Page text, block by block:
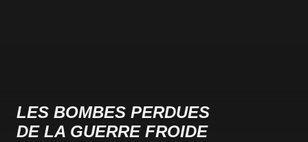
LES BOMBES PERDUES
DE LA GUERRE FROIDE